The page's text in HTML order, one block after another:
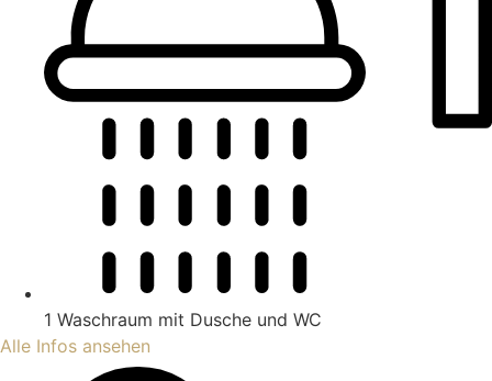
1 Waschraum mit Dusche und WC
Alle Infos ansehen